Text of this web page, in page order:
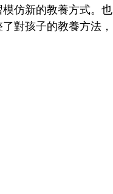
仿新的教養方式。也
對孩子的教養方法，